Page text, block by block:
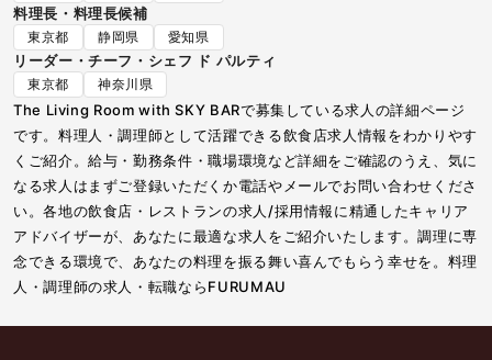
料理長・料理長候補
東京都 静岡県 愛知県
リーダー・チーフ・シェフ ド パルティ
東京都 神奈川県
The Living Room with SKY BARで募集している求人の詳細ページ
です。料理人・調理師として活躍できる飲食店求人情報をわかりやす
くご紹介。給与・勤務条件・職場環境など詳細をご確認のうえ、気に
なる求人はまずご登録いただくか電話やメールでお問い合わせくださ
い。各地の飲食店・レストランの求人/採用情報に精通したキャリア
アドバイザーが、あなたに最適な求人をご紹介いたします。調理に専
念できる環境で、あなたの料理を振る舞い喜んでもらう幸せを。料理
人・調理師の求人・転職ならFURUMAU